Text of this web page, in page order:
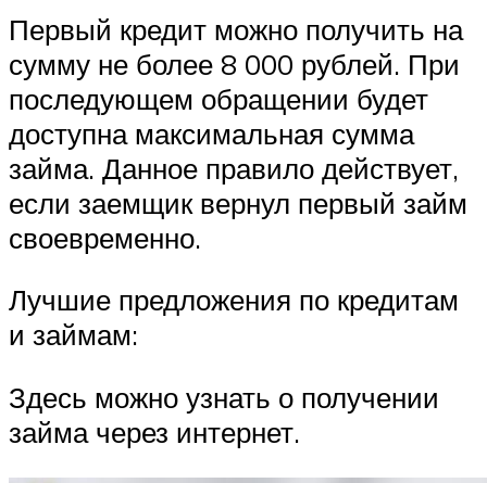
Первый кредит можно получить на
сумму не более 8 000 рублей. При
последующем обращении будет
доступна максимальная сумма
займа. Данное правило действует,
если заемщик вернул первый займ
своевременно.
Лучшие предложения по кредитам
и займам:
Здесь можно узнать о получении
займа через интернет.